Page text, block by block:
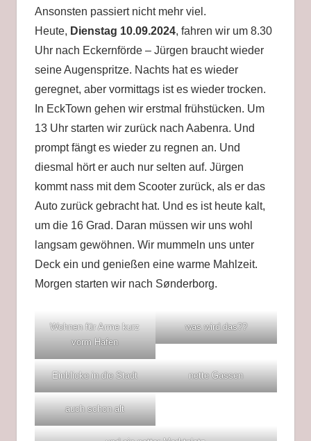
Ansonsten passiert nicht mehr viel.
Heute, Dienstag 10.09.2024, fahren wir um 8.30
Uhr nach Eckernförde – Jürgen braucht wieder
seine Augenspritze. Nachts hat es wieder
geregnet, aber vormittags ist es wieder trocken.
In EckTown gehen wir erstmal frühstücken. Um
13 Uhr starten wir zurück nach Aabenra. Und
prompt fängt es wieder zu regnen an. Und
diesmal hört er auch nur selten auf. Jürgen
kommt nass mit dem Scooter zurück, als er das
Auto zurück gebracht hat. Und es ist heute kalt,
um die 16 Grad. Daran müssen wir uns wohl
langsam gewöhnen. Wir mummeln uns unter
Deck ein und genießen eine warme Mahlzeit.
Morgen starten wir nach Sønderborg.
Wohnen für Arme kurz
vorm Hafen
was wird das??
Einblicke in die Stadt nette Gassen
auch schon alt